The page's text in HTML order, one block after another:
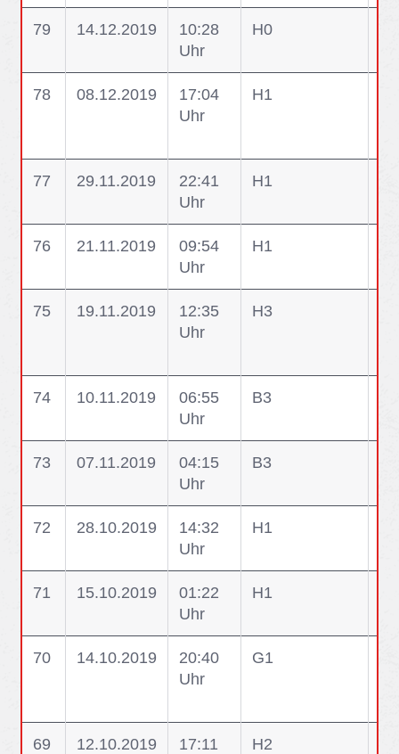
79 14.12.2019
10:28
Uhr
H0
78 08.12.2019
17:04
Uhr
H1
77 29.11.2019
22:41
Uhr
H1
76 21.11.2019
09:54
Uhr
H1
75 19.11.2019
12:35
Uhr
H3
74 10.11.2019
06:55
Uhr
B3
73 07.11.2019
04:15
Uhr
B3
72 28.10.2019
14:32
Uhr
H1
71 15.10.2019
01:22
Uhr
H1
70 14.10.2019
20:40
Uhr
G1
69 12.10.2019
17:11
H2